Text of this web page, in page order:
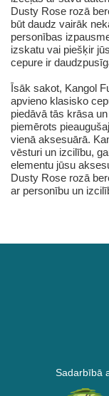
Dusty Rose rozā
būt daudz vairāk
personības
izskatu vai piešķir
cepure ir
Īsāk sakot, Kangol
apvieno klasisko
piedāvā tās krāsa
piemērots
vienā aksesuārā.
vēsturi un izcilību,
elementu jūsu
Dusty Rose rozā
ar personību un
Sadarbībā